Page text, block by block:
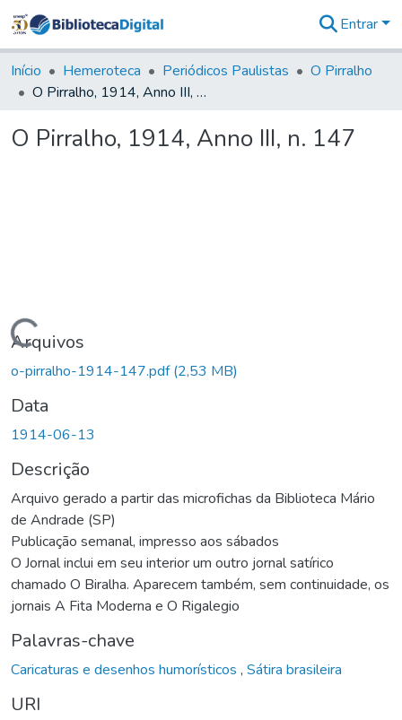
&
Coleções
Tudo na
Digital
Entrar
Início Hemeroteca Periódicos Paulistas
O Pirralho
O Pirralho, 1914, Anno III, n. 147
O Pirralho, 1914, Anno III, n. 147
Carregando...
Arquivos
o-pirralho-1914-147.pdf(2,53 MB)
Data
1914-06-13
Descrição
Arquivo gerado a partir das microfichas da Biblioteca Mário
de Andrade (SP)
Publicação semanal, impresso aos sábados
O Jornal inclui em seu interior um outro jornal satírico
chamado O Biralha. Aparecem também, sem continuidade, os
jornais A Fita Moderna e O Rigalegio
Palavras-chave
Caricaturas e desenhos humorísticos , Sátira brasileira
URI